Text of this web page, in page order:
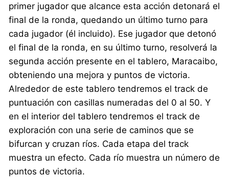
primer jugador que alcance esta acción detonará el
final de la ronda, quedando un último turno para
cada jugador (él incluido). Ese jugador que detonó
el final de la ronda, en su último turno, resolverá la
segunda acción presente en el tablero, Maracaibo,
obteniendo una mejora y puntos de victoria.
Alrededor de este tablero tendremos el track de
puntuación con casillas numeradas del 0 al 50. Y
en el interior del tablero tendremos el track de
exploración con una serie de caminos que se
bifurcan y cruzan ríos. Cada etapa del track
muestra un efecto. Cada río muestra un número de
puntos de victoria.